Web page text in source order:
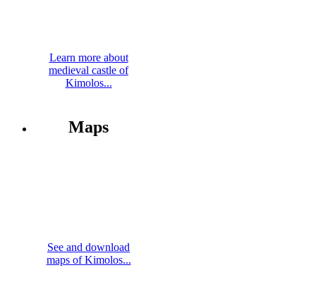
Learn more about
medieval castle of
Kimolos...
Maps
See and download
maps of Kimolos...